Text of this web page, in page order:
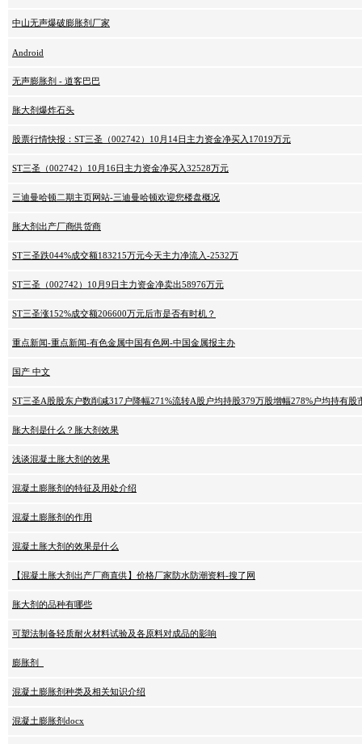
中山无声爆破膨胀剂厂家
Android
无声膨胀剂 - 道客巴巴
胀大剂爆炸石头
股票行情快报：ST三圣（002742）10月14日主力资金净买入17019万元
ST三圣（002742）10月16日主力资金净买入32528万元
三迪曼哈顿二期主页网站-三迪曼哈顿欢迎您楼盘概况
胀大剂出产厂商供货商
ST三圣跌044%成交额183215万元今天主力净流入-2532万
ST三圣（002742）10月9日主力资金净卖出58976万元
ST三圣涨152%成交额206600万元后市是否有时机？
重点新闻-重点新闻-有色金属中国有色网-中国金属报主办
国产 中文
ST三圣A股股东户数削减317户降幅271%流转A股户均持股379万股增幅278%户均持有股
胀大剂是什么？胀大剂效果
浅谈混凝土胀大剂的效果
混凝土膨胀剂的特征及用处介绍
混凝土膨胀剂的作用
混凝土胀大剂的效果是什么
【混凝土胀大剂出产厂商直供】价格厂家防水防潮资料-搜了网
胀大剂的品种有哪些
可塑法制备轻质耐火材料试验及各原料对成品的影响
膨胀剂_
混凝土膨胀剂种类及相关知识介绍
混凝土膨胀剂docx